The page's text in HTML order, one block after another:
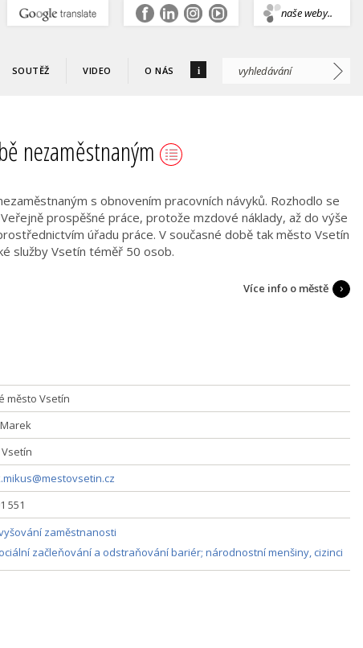
naše weby..
.
SOUTĚŽ VIDEO O NÁS i
nezaměstnaným
s obnovením pracovních návyků. Rozhodlo se
prospěšné práce, protože mzdové náklady, až do výše
úřadu práce. V současné době tak město Vsetín
služby Vsetín téměř 50 osob.
Více info o městě
město Vsetín
551
zaměstnanosti
začleňování a odstraňování bariér; národnostní menšiny, cizinci